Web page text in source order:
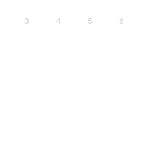
3 4 5 6